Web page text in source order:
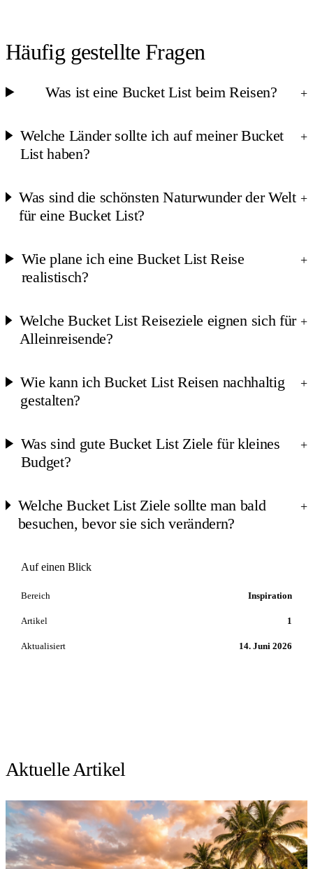
Häufig gestellte Fragen
Was ist eine Bucket List beim Reisen? +
Welche Länder sollte ich auf meiner Bucket
List haben?
+
Was sind die schönsten Naturwunder der Welt
für eine Bucket List?
+
Wie plane ich eine Bucket List Reise
realistisch?
+
Welche Bucket List Reiseziele eignen sich für
Alleinreisende?
+
Wie kann ich Bucket List Reisen nachhaltig
gestalten?
+
Was sind gute Bucket List Ziele für kleines
Budget?
+
Welche Bucket List Ziele sollte man bald
besuchen, bevor sie sich verändern?
+
Auf einen Blick
Bereich Inspiration
Artikel 1
Aktualisiert 14. Juni 2026
Aktuelle Artikel